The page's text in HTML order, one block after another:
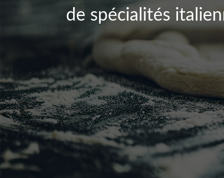
de spécialités